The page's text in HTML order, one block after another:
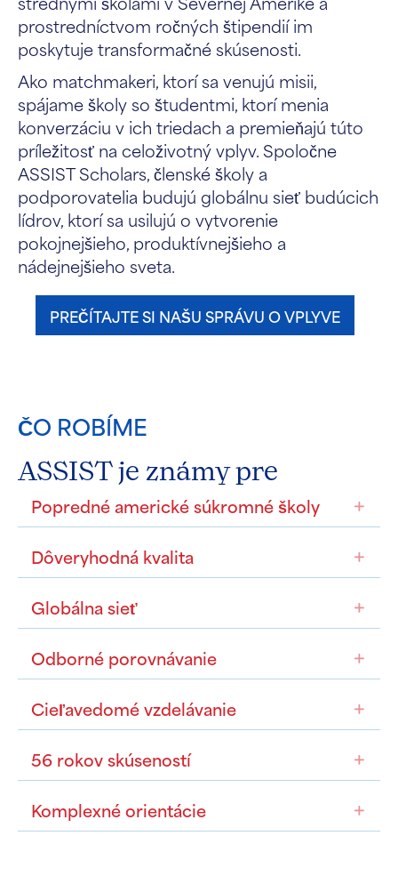
prostredníctvom ročných štipendií im
poskytuje transformačné skúsenosti.
Ako matchmakeri, ktorí sa venujú misii,
spájame školy so študentmi, ktorí menia
konverzáciu v ich triedach a premieňajú túto
príležitosť na celoživotný vplyv. Spoločne
ASSIST Scholars, členské školy a
podporovatelia budujú globálnu sieť budúcich
lídrov, ktorí sa usilujú o vytvorenie
pokojnejšieho, produktívnejšieho a
nádejnejšieho sveta.
PREČÍTAJTE SI NAŠU SPRÁVU O VPLYVE
ČO ROBÍME
ASSIST je známy pre
Popredné americké súkromné školy
Dôveryhodná kvalita
Globálna sieť
Odborné porovnávanie
Cieľavedomé vzdelávanie
56 rokov skúseností
Komplexné orientácie